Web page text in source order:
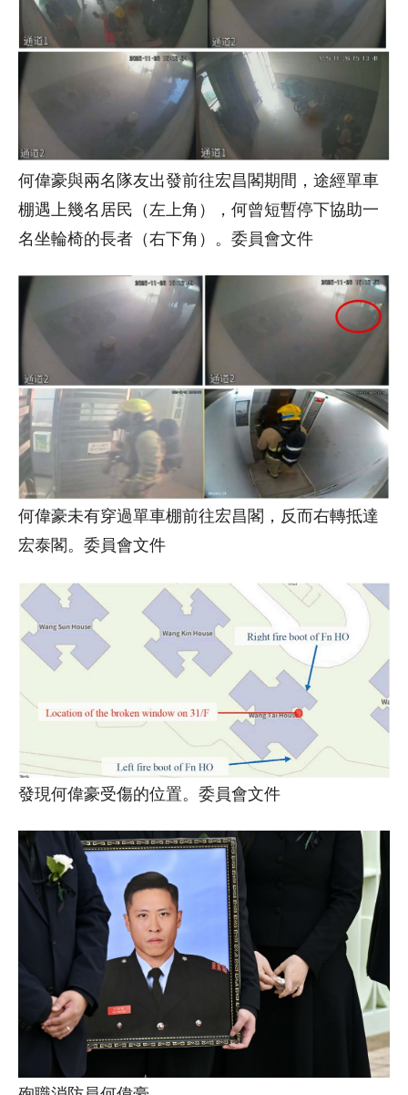
何偉豪與兩名隊友出發前往宏昌閣期間，途經單車
棚遇上幾名居民（左上角），何曾短暫停下協助一
名坐輪椅的長者（右下角）。委員會文件
何偉豪未有穿過單車棚前往宏昌閣，反而右轉抵達
宏泰閣。委員會文件
發現何偉豪受傷的位置。委員會文件